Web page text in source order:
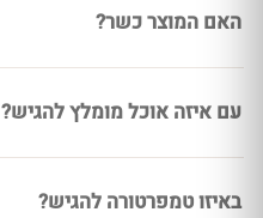
האם המוצר כשר?
עם איזה אוכל מומלץ להגיש?
באיזו טמפרטורה להגיש?